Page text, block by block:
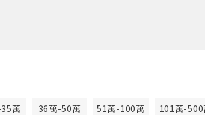
萬 36萬-50萬 51萬-100萬 101萬-500